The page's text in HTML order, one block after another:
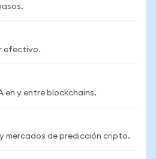
efectivo.
en y entre blockchains.
mercados de predicción cripto.